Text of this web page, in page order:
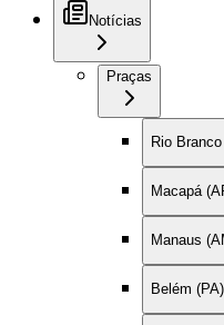
Notícias
Praças
Rio
Macapá
Manaus
Belém (PA)